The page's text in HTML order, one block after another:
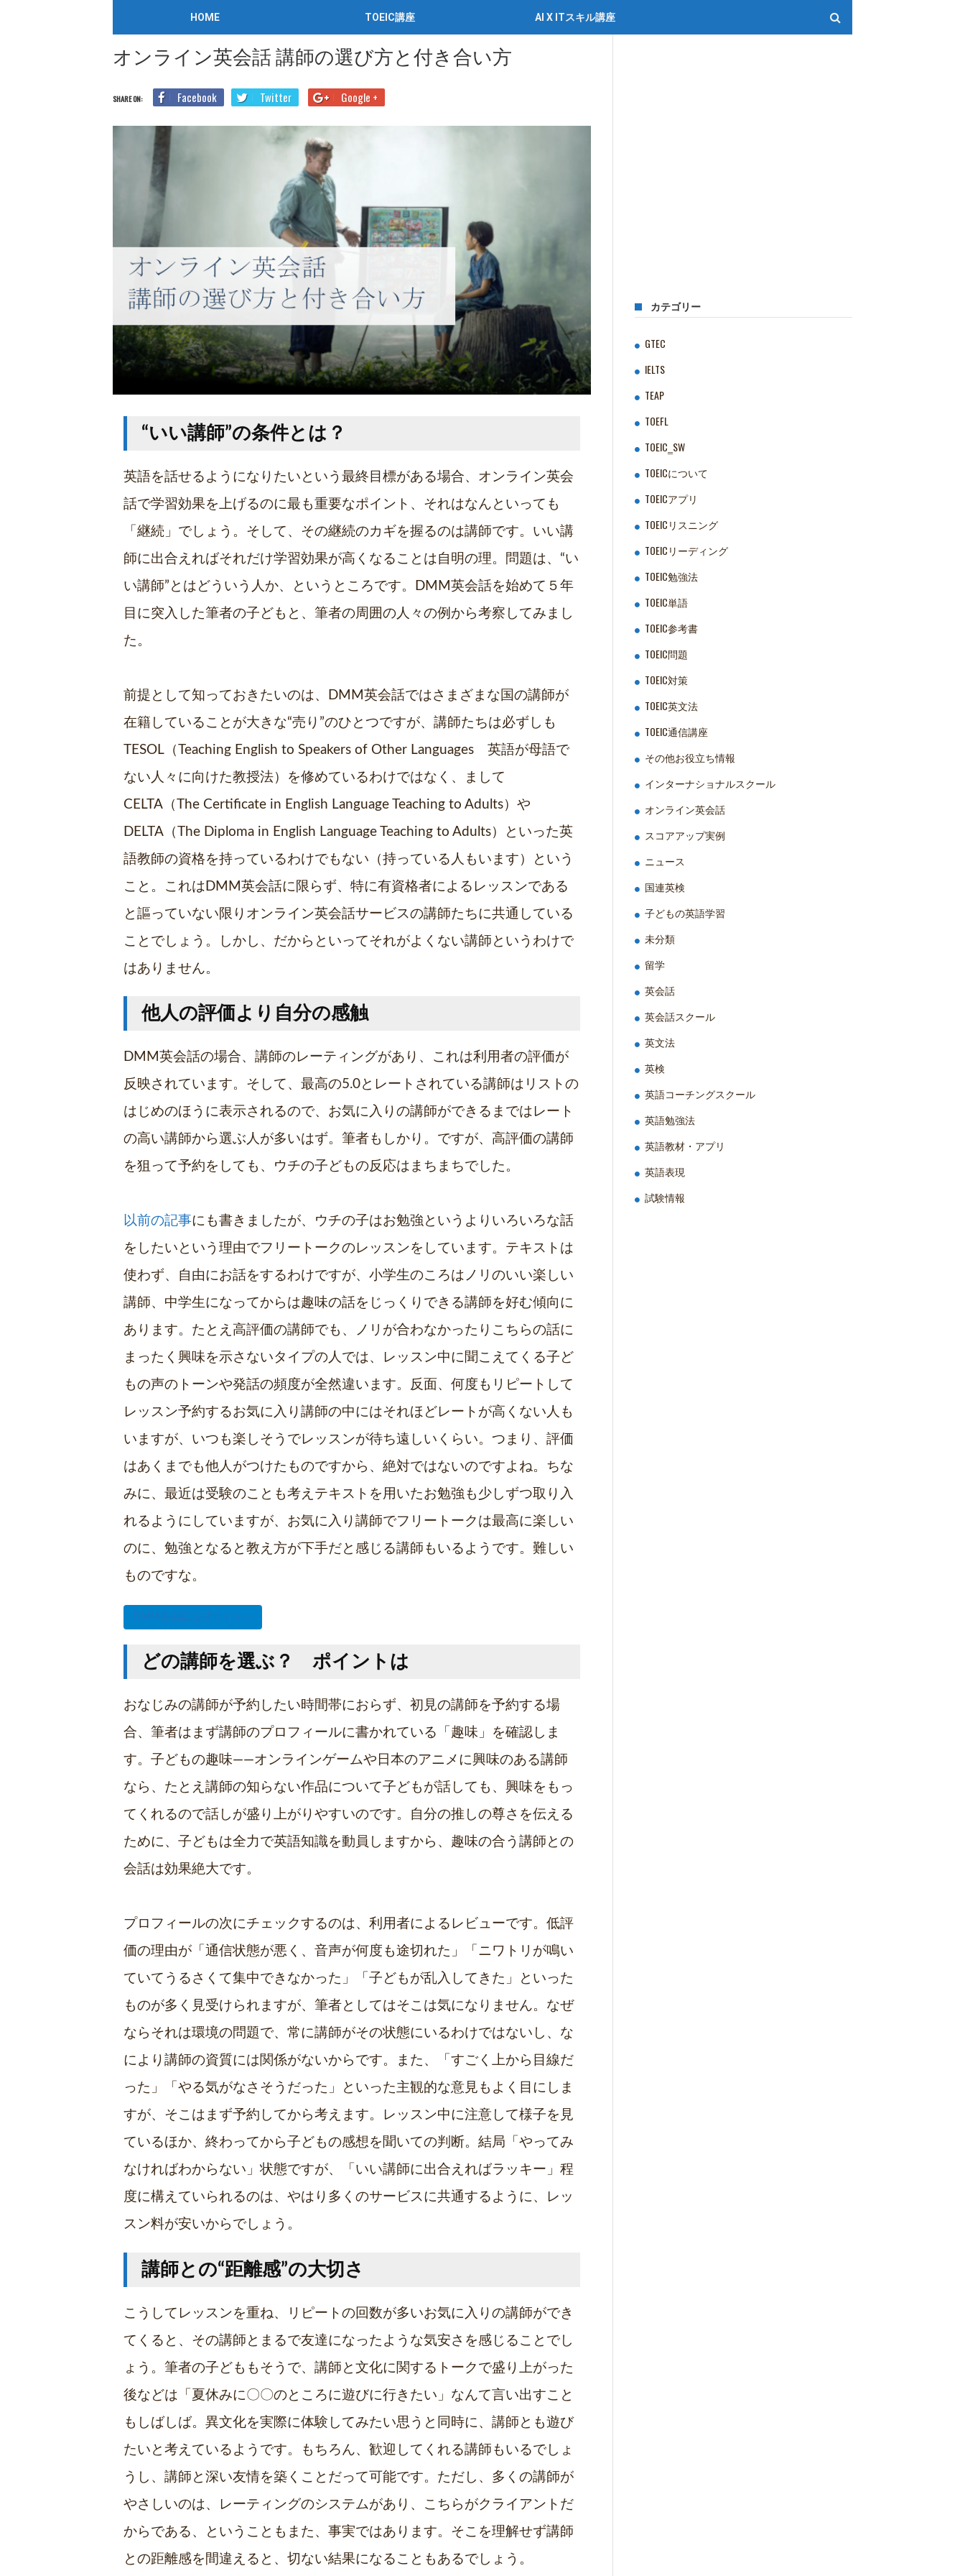
HOME TOEIC講座 AI X ITスキル講座
オンライン英会話 オンライン英会話 講師の選び方と付き合い方
2022年3月28日
オンライン英会話 講師の選び方と付き合い方
SHARE ON: Facebook Twitter Google +
“いい講師”の条件とは？
英語を話せるようになりたいという最終目標がある場合、オンライン英会
話で学習効果を上げるのに最も重要なポイント、それはなんといっても
「継続」でしょう。そして、その継続のカギを握るのは講師です。いい講
師に出合えればそれだけ学習効果が高くなることは自明の理。問題は、“い
い講師”とはどういう人か、というところです。DMM英会話を始めて５年
目に突入した筆者の子どもと、筆者の周囲の人々の例から考察してみまし
た。
前提として知っておきたいのは、DMM英会話ではさまざまな国の講師が
在籍していることが大きな“売り”のひとつですが、講師たちは必ずしも
TESOL（Teaching English to Speakers of Other Languages 英語が母語で
ない人々に向けた教授法）を修めているわけではなく、まして
CELTA（The Certificate in English Language Teaching to Adults）や
DELTA（The Diploma in English Language Teaching to Adults）といった英
語教師の資格を持っているわけでもない（持っている人もいます）という
こと。これはDMM英会話に限らず、特に有資格者によるレッスンである
と謳っていない限りオンライン英会話サービスの講師たちに共通している
ことでしょう。しかし、だからといってそれがよくない講師というわけで
はありません。
他人の評価より自分の感触
DMM英会話の場合、講師のレーティングがあり、これは利用者の評価が
反映されています。そして、最高の5.0とレートされている講師はリストの
はじめのほうに表示されるので、お気に入りの講師ができるまではレート
の高い講師から選ぶ人が多いはず。筆者もしかり。ですが、高評価の講師
を狙って予約をしても、ウチの子どもの反応はまちまちでした。
以前の記事にも書きましたが、ウチの子はお勉強というよりいろいろな話
をしたいという理由でフリートークのレッスンをしています。テキストは
使わず、自由にお話をするわけですが、小学生のころはノリのいい楽しい
講師、中学生になってからは趣味の話をじっくりできる講師を好む傾向に
あります。たとえ高評価の講師でも、ノリが合わなかったりこちらの話に
まったく興味を示さないタイプの人では、レッスン中に聞こえてくる子ど
もの声のトーンや発話の頻度が全然違います。反面、何度もリピートして
レッスン予約するお気に入り講師の中にはそれほどレートが高くない人も
いますが、いつも楽しそうでレッスンが待ち遠しいくらい。つまり、評価
はあくまでも他人がつけたものですから、絶対ではないのですよね。ちな
みに、最近は受験のことも考えテキストを用いたお勉強も少しずつ取り入
れるようにしていますが、お気に入り講師でフリートークは最高に楽しい
のに、勉強となると教え方が下手だと感じる講師もいるようです。難しい
ものですな。
DMM英会話 公式サイトへ
どの講師を選ぶ？ ポイントは
おなじみの講師が予約したい時間帯におらず、初見の講師を予約する場
合、筆者はまず講師のプロフィールに書かれている「趣味」を確認しま
す。子どもの趣味――オンラインゲームや日本のアニメに興味のある講師
なら、たとえ講師の知らない作品について子どもが話しても、興味をもっ
てくれるので話しが盛り上がりやすいのです。自分の推しの尊さを伝える
ために、子どもは全力で英語知識を動員しますから、趣味の合う講師との
会話は効果絶大です。
プロフィールの次にチェックするのは、利用者によるレビューです。低評
価の理由が「通信状態が悪く、音声が何度も途切れた」「ニワトリが鳴い
ていてうるさくて集中できなかった」「子どもが乱入してきた」といった
ものが多く見受けられますが、筆者としてはそこは気になりません。なぜ
ならそれは環境の問題で、常に講師がその状態にいるわけではないし、な
により講師の資質には関係がないからです。また、「すごく上から目線だ
った」「やる気がなさそうだった」といった主観的な意見もよく目にしま
すが、そこはまず予約してから考えます。レッスン中に注意して様子を見
ているほか、終わってから子どもの感想を聞いての判断。結局「やってみ
なければわからない」状態ですが、「いい講師に出合えればラッキー」程
度に構えていられるのは、やはり多くのサービスに共通するように、レッ
スン料が安いからでしょう。
講師との“距離感”の大切さ
こうしてレッスンを重ね、リピートの回数が多いお気に入りの講師ができ
てくると、その講師とまるで友達になったような気安さを感じることでし
ょう。筆者の子どももそうで、講師と文化に関するトークで盛り上がった
後などは「夏休みに〇〇のところに遊びに行きたい」なんて言い出すこと
もしばしば。異文化を実際に体験してみたい思うと同時に、講師とも遊び
たいと考えているようです。もちろん、歓迎してくれる講師もいるでしょ
うし、講師と深い友情を築くことだって可能です。ただし、多くの講師が
やさしいのは、レーティングのシステムがあり、こちらがクライアントだ
からである、ということもまた、事実ではあります。そこを理解せず講師
との距離感を間違えると、切ない結果になることもあるでしょう。
カテゴリー
GTEC
IELTS
TEAP
TOEFL
TOEIC‗SW
TOEICについて
TOEICアプリ
TOEICリスニング
TOEICリーディング
TOEIC勉強法
TOEIC単語
TOEIC参考書
TOEIC問題
TOEIC対策
TOEIC英文法
TOEIC通信講座
その他お役立ち情報
インターナショナルスクール
オンライン英会話
スコアアップ実例
ニュース
国連英検
子どもの英語学習
未分類
留学
英会話
英会話スクール
英文法
英検
英語コーチングスクール
英語勉強法
英語教材・アプリ
英語表現
試験情報